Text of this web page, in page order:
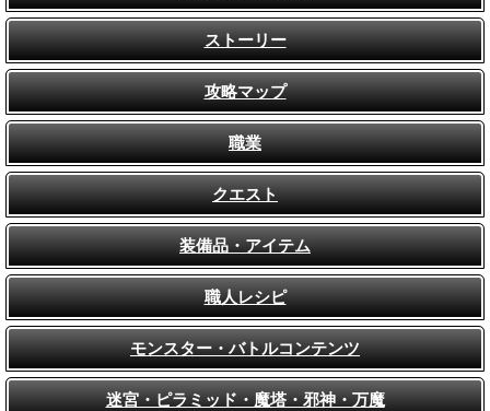
ストーリー
攻略マップ
職業
クエスト
装備品・アイテム
職人レシピ
モンスター・バトルコンテンツ
迷宮・ピラミッド・魔塔・邪神・万魔